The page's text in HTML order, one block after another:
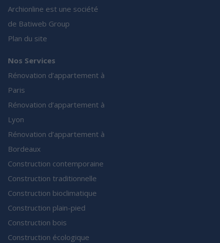
Archionline est une société
de Batiweb Group
Plan du site
Nos Services
Rénovation d’appartement à
Paris
Rénovation d’appartement à
Lyon
Rénovation d’appartement à
Bordeaux
Construction contemporaine
Construction traditionnelle
Construction bioclimatique
Construction plain-pied
Construction bois
Construction écologique